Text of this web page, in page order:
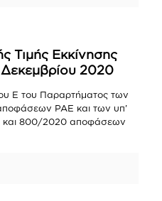
Τιμής Εκκίνησης
2020
Ε του Παραρτήματος των
ΡΑΕ και των υπ’
και 800/2020 αποφάσεων